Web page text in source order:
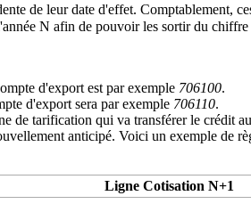
de leur date d'effet. Comptablement,
N afin de pouvoir les sortir du
d'export est par exemple 706100.
d'export sera par exemple 706110.
de tarification qui va transférer le
anticipé. Voici un exemple de
Ligne Cotisation N+1